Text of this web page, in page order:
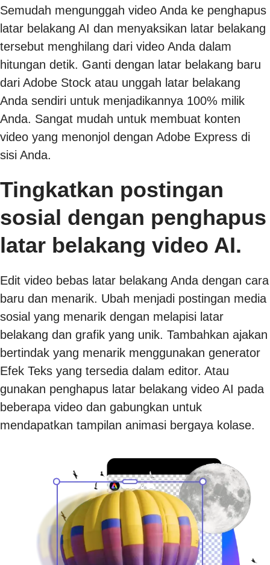
Semudah mengunggah video Anda ke penghapus
latar belakang AI dan menyaksikan latar belakang
tersebut menghilang dari video Anda dalam
hitungan detik. Ganti dengan latar belakang baru
dari Adobe Stock atau unggah latar belakang
Anda sendiri untuk menjadikannya 100% milik
Anda. Sangat mudah untuk membuat konten
video yang menonjol dengan Adobe Express di
sisi Anda.
Tingkatkan postingan
sosial dengan penghapus
latar belakang video AI.
Edit video bebas latar belakang Anda dengan cara
baru dan menarik. Ubah menjadi postingan media
sosial yang menarik dengan melapisi latar
belakang dan grafik yang unik. Tambahkan ajakan
bertindak yang menarik menggunakan generator
Efek Teks yang tersedia dalam editor. Atau
gunakan penghapus latar belakang video AI pada
beberapa video dan gabungkan untuk
mendapatkan tampilan animasi bergaya kolase.